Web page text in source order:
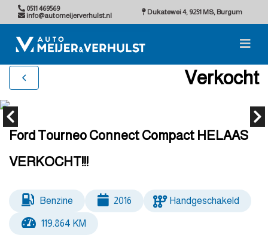
0511 469569
info@automeijerverhulst.nl
Dukatewei 4, 9251 MS, Burgum
Verkocht
Ford Tourneo Connect Compact HELAAS
VERKOCHT!!!
Benzine 2016 Handgeschakeld
119.864 KM